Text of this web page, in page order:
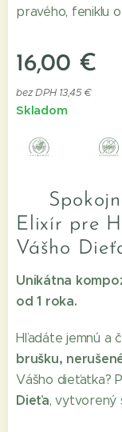
pravého, feniklu
16,00 €
bez DPH 13,45 €
Skladom
🌿
Elixír pre
Vášho
Unikátna
od 1 roka.
Hľadáte jemnú a
brušku,
Vášho dieťatka?
Dieťa, vytvorený